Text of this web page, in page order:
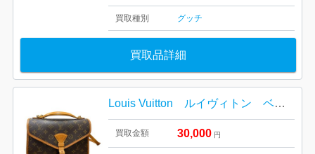
買取種別 グッチ
買取品詳細
Louis Vuitton ルイヴィトン ベルエア M51122
買取金額 30,000 円